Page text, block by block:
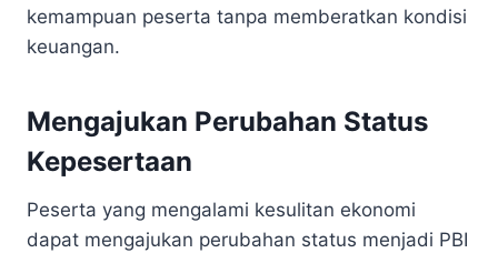
kemampuan peserta tanpa memberatkan kondisi
keuangan.
Mengajukan Perubahan Status
Kepesertaan
Peserta yang mengalami kesulitan ekonomi
dapat mengajukan perubahan status menjadi PBI